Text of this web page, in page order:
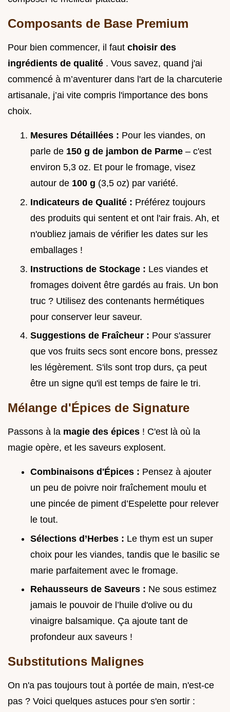
Composants de Base Premium
Pour bien commencer, il faut choisir des
ingrédients de qualité . Vous savez, quand j'ai
commencé à m’aventurer dans l'art de la charcuterie
artisanale, j’ai vite compris l'importance des bons
choix.
Mesures Détaillées : Pour les viandes, on
parle de 150 g de jambon de Parme – c'est
environ 5,3 oz. Et pour le fromage, visez
autour de 100 g (3,5 oz) par variété.
Indicateurs de Qualité : Préférez toujours
des produits qui sentent et ont l'air frais. Ah, et
n'oubliez jamais de vérifier les dates sur les
emballages !
Instructions de Stockage : Les viandes et
fromages doivent être gardés au frais. Un bon
truc ? Utilisez des contenants hermétiques
pour conserver leur saveur.
Suggestions de Fraîcheur : Pour s'assurer
que vos fruits secs sont encore bons, pressez
les légèrement. S'ils sont trop durs, ça peut
être un signe qu'il est temps de faire le tri.
Mélange d'Épices de Signature
Passons à la magie des épices ! C'est là où la
magie opère, et les saveurs explosent.
Combinaisons d'Épices : Pensez à ajouter
un peu de poivre noir fraîchement moulu et
une pincée de piment d’Espelette pour relever
le tout.
Sélections d’Herbes : Le thym est un super
choix pour les viandes, tandis que le basilic se
marie parfaitement avec le fromage.
Rehausseurs de Saveurs : Ne sous estimez
jamais le pouvoir de l’huile d'olive ou du
vinaigre balsamique. Ça ajoute tant de
profondeur aux saveurs !
Substitutions Malignes
On n'a pas toujours tout à portée de main, n'est-ce
pas ? Voici quelques astuces pour s'en sortir :